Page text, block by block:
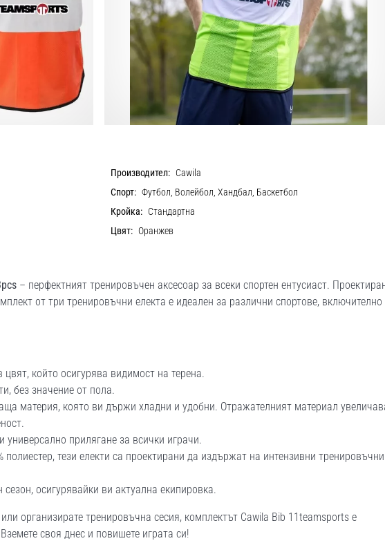
Производител: Cawila
Спорт: Футбол, Волейбол, Хандбал, Баскетбол
Кройка: Стандартна
Цвят: Оранжев
– перфектният тренировъчен аксесоар за всеки спортен ентусиаст.
от три тренировъчни електа е идеален за различни спортове, включително
който осигурява видимост на терена.
без значение от пола.
материя, която ви държи хладни и удобни. Отражателният материал
универсално прилягане за всички играчи.
полиестер, тези електи са проектирани да издържат на интензивни тренировъчни
осигурявайки ви актуална екипировка.
организирате тренировъчна сесия, комплектът Cawila Bib 11teamsports е
своя днес и повишете играта си!